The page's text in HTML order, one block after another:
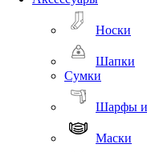
Носки
Шапки
Сумки
Шарфы и
Маски